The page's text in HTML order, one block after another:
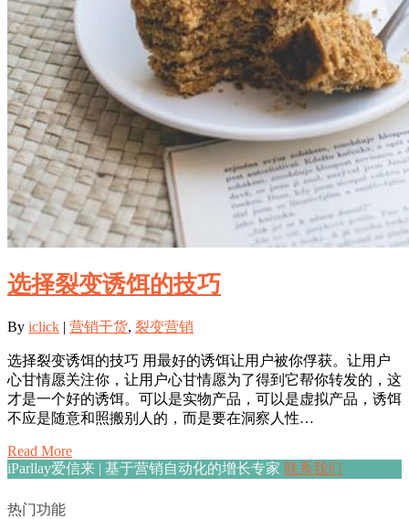
选择裂变诱饵的技巧
By iclick | 营销干货, 裂变营销
选择裂变诱饵的技巧 用最好的诱饵让用户被你俘获。让用户
心甘情愿关注你，让用户心甘情愿为了得到它帮你转发的，这
才是一个好的诱饵。可以是实物产品，可以是虚拟产品，诱饵
不应是随意和照搬别人的，而是要在洞察人性…
Read More
iParllay爱信来 | 基于营销自动化的增长专家 联系我们
热门功能